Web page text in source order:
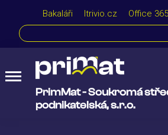
Bakaláři Itrivio.cz Office 365
PrimMat - Soukromá
podnikatelská, s.r.o.